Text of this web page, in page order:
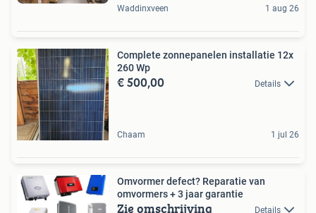
Waddinxveen 1 aug 26
Complete zonnepanelen installatie 12x
260 Wp
€ 500,00 Details
Chaam 1 jul 26
Omvormer defect? Reparatie van
omvormers + 3 jaar garantie
Zie omschrijving Details